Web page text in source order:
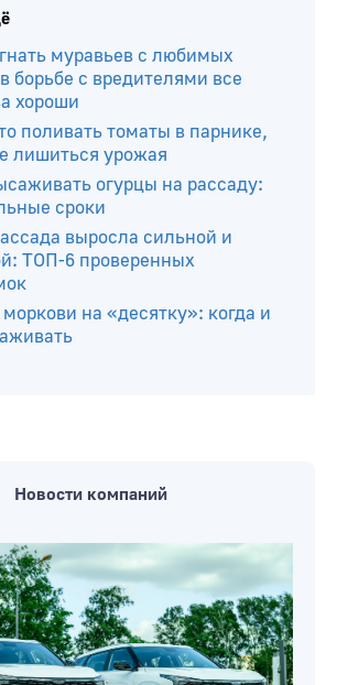
муравьев с любимых
борьбе с вредителями все
хороши
поливать томаты в парнике,
лишиться урожая
огурцы на рассаду:
сроки
выросла сильной и
ТОП-6 проверенных
на «десятку»: когда и
Новости компаний